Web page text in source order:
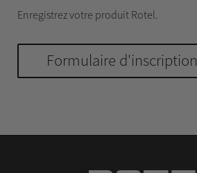
Enregistrez votre produit Rotel.
Formulaire d'inscription